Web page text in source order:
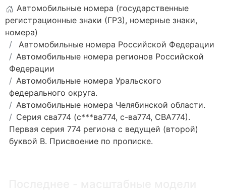
Автомобильные номера (государственные
регистрационные знаки (ГРЗ), номерные знаки,
номера)
Автомобильные номера Российской Федерации
Автомобильные номера регионов Российской
Федерации
Автомобильные номера Уральского
федерального округа.
Автомобильные номера Челябинской области.
Серия сва774 (с***ва774, с-ва774, СВА774).
Первая серия 774 региона с ведущей (второй)
буквой В. Присвоение по прописке.